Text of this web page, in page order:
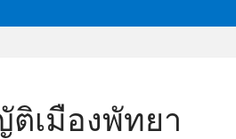
เมืองพัทยา